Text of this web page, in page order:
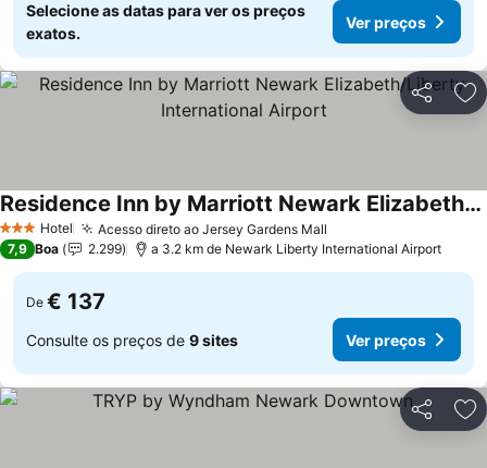
Selecione as datas para ver os preços
exatos.
Ver preços
Partilhar
3 EstrelasHotel Acesso direto ao Jersey Gardens Mall
Residence Inn by Marriott Newark Elizabeth/Liberty International Airport
7,9 Boa 2.299 a 3.2 km de Newark Liberty International Airport
De € 137
Consulte os preços de 9 sites Ver preços
Partilhar